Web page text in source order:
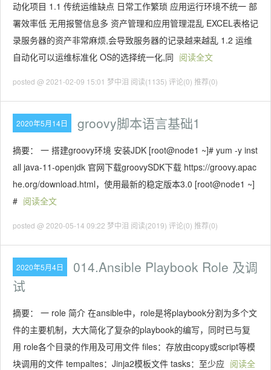
动化项目 1.1 传统运维缺点 日常工作繁琐 应用运行环境不统一 部
署效率低 无用报警信息多 资产管理和应用管理混乱 EXCEL表格记
录服务器的资产非常麻烦,会导致服务器的记录越来越乱 1.2 运维
自动化可以运维标准化 OS的选择统一化,同 阅读全文
posted @ 2021-02-09 15:01 梦中泪 阅读(1135) 评论(0) 推荐(0)
2020年5月14日 groovy脚本语言基础1
摘要： 一 搭建groovy环境 安装JDK [root@node1 ~]# yum -y inst
all java-11-openjdk 官网下载groovySDK下载 https://groovy.apac
he.org/download.html，使用最新的稳定版本3.0 [root@node1 ~]
# 阅读全文
posted @ 2020-05-14 09:22 梦中泪 阅读(2019) 评论(0) 推荐(0)
2020年5月4日
014.Ansible Playbook Role 及调
试
摘要： 一 role 简介 在ansible中，role是将playbook分割为多个文
件的主要机制，大大简化了复杂的playbook的编写，同时已与复
用 role各个目录的作用及可用文件 files：存放由copy或script等模
块调用的文件 tempaltes：Jinja2模板文件 tasks：至少应 阅读全